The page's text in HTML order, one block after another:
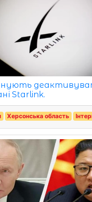
Starlink.
Херсонська область